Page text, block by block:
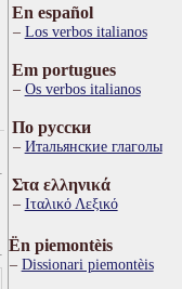
En español
Los verbos italianos
Em portugues
Os verbos italianos
По русски
Итальянские глаголы
Στα ελληνικά
Ιταλικό Λεξικό
Ën piemontèis
Dissionari piemontèis